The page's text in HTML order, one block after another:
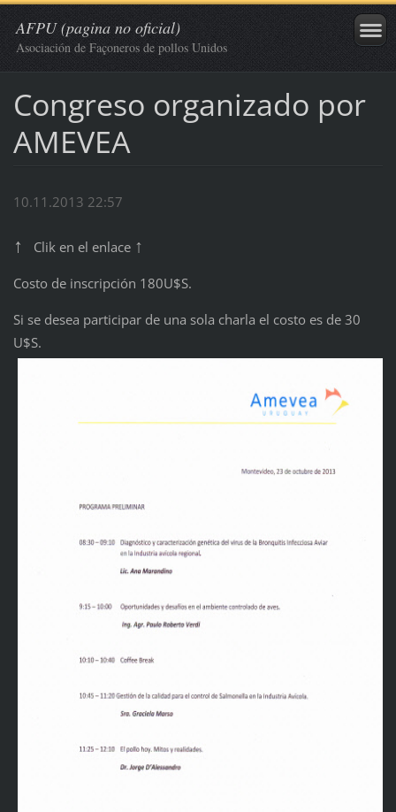
AFPU (pagina no oficial)
Asociación de Façoneros de pollos Unidos
Congreso organizado por
AMEVEA
10.11.2013 22:57
↑ Clik en el enlace ↑
Costo de inscripción 180U$S.
Si se desea participar de una sola charla el costo es de 30
U$S.